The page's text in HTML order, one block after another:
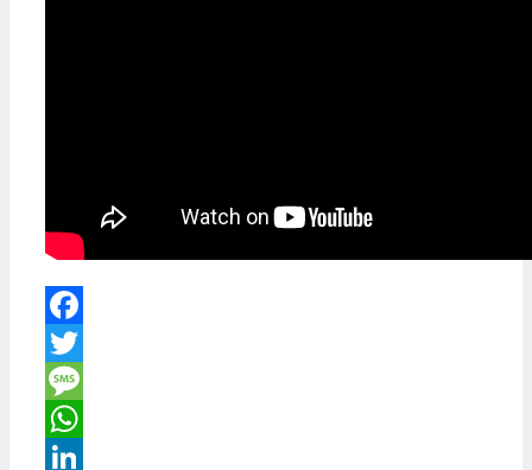
Facebook
Twitter
Message
WhatsApp